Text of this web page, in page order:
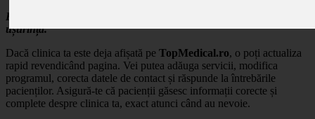
Revendică profilul clinicii tale și gestionează-ți prezența online cu
ușurință.
Dacă clinica ta este deja afișată pe TopMedical.ro, o poți actualiza
rapid revendicând pagina. Vei putea adăuga servicii, modifica
programul, corecta datele de contact și răspunde la întrebările
pacienților. Asigură-te că pacienții găsesc informații corecte și
complete despre clinica ta, exact atunci când au nevoie.